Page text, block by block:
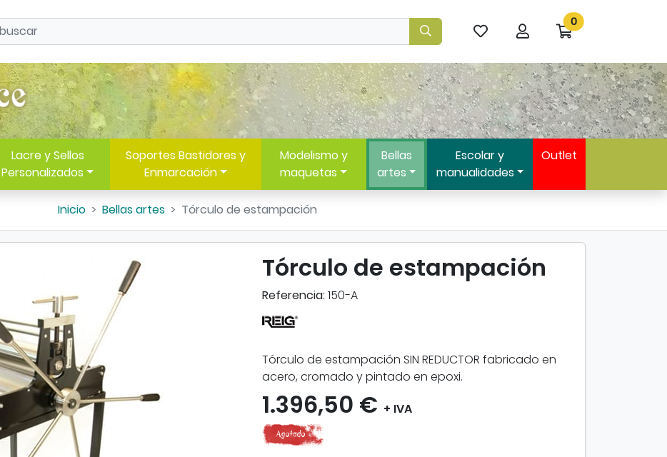
favoritos
Ir
mi
compra
0
Lacre y Sellos
Personalizados
Soportes Bastidores y
Enmarcación
Modelismo y
maquetas
Bellas
artes
Escolar y
manualidades
Outlet
Inicio Bellas artes Tórculo de estampación
Tórculo de estampación
Referencia:150-A
Tórculo de estampación SIN REDUCTOR fabricado en
acero, cromado y pintado en epoxi.
1.396,50 € + IVA